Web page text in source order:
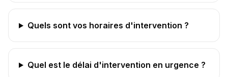
Quels sont vos horaires d'intervention ?
Quel est le délai d'intervention en urgence ?